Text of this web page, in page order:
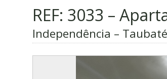
REF: 3033 –
Independência – Taubaté